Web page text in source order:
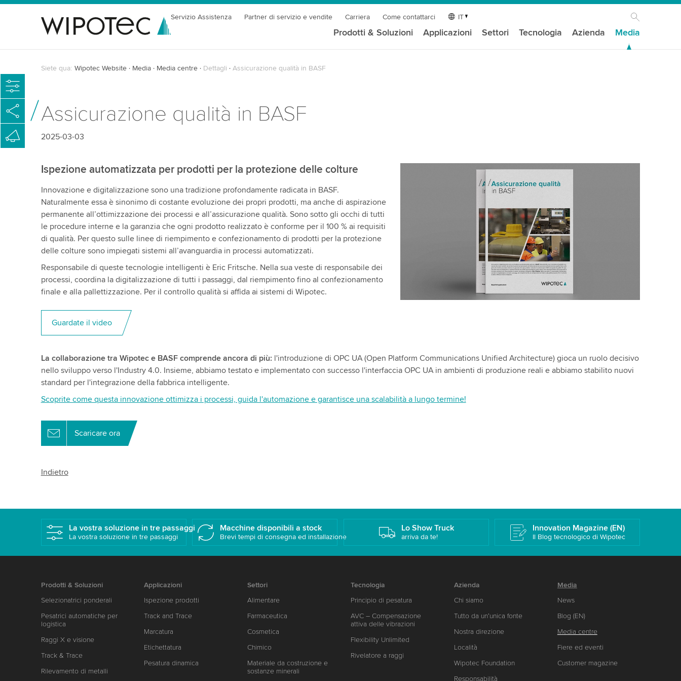
Servizio Assistenza Partner di servizio e vendite Carriera Come contattarci IT
Prodotti & Soluzioni Applicazioni Settori Tecnologia Azienda Media
Siete qua: Wipotec Website Media Media centre Dettagli Assicurazione qualità in BASF
Assicurazione qualità in BASF
2025-03-03
Ispezione automatizzata per prodotti per la protezione delle colture
Innovazione e digitalizzazione sono una tradizione profondamente radicata in BASF.
Naturalmente essa è sinonimo di costante evoluzione dei propri prodotti, ma anche di aspirazione
permanente all’ottimizzazione dei processi e all’assicurazione qualità. Sono sotto gli occhi di tutti
le procedure interne e la garanzia che ogni prodotto realizzato è conforme per il 100 % ai requisiti
di qualità. Per questo sulle linee di riempimento e confezionamento di prodotti per la protezione
delle colture sono impiegati sistemi all’avanguardia in processi automatizzati.
Responsabile di queste tecnologie intelligenti è Eric Fritsche. Nella sua veste di responsabile dei
processi, coordina la digitalizzazione di tutti i passaggi, dal riempimento fino al confezionamento
finale e alla pallettizzazione. Per il controllo qualità si affida ai sistemi di Wipotec.
Guardate il video
La collaborazione tra Wipotec e BASF comprende ancora di più: l'introduzione di OPC UA (Open Platform Communications Unified Architecture) gioca un ruolo decisivo
nello sviluppo verso l'Industry 4.0. Insieme, abbiamo testato e implementato con successo l'interfaccia OPC UA in ambienti di produzione reali e abbiamo stabilito nuovi
standard per l'integrazione della fabbrica intelligente.
Scoprite come questa innovazione ottimizza i processi, guida l'automazione e garantisce una scalabilità a lungo termine!
Scaricare ora
Indietro
La vostra soluzione in tre passaggi
La vostra soluzione in tre passaggi
Macchine disponibili a stock
Brevi tempi di consegna ed installazione
Lo Show Truck
arriva da te!
Innovation Magazine (EN)
Il Blog tecnologico di Wipotec
Prodotti & Soluzioni
Selezionatrici ponderali
Pesatrici automatiche per
logistica
Raggi X e visione
Track & Trace
Rilevamento di metalli
Applicazioni
Ispezione prodotti
Track and Trace
Marcatura
Etichettatura
Pesatura dinamica
Settori
Alimentare
Farmaceutica
Cosmetica
Chimico
Materiale da costruzione e
sostanze minerali
Tecnologia
Principio di pesatura
AVC – Compensazione
attiva delle vibrazioni
Flexibility Unlimited
Rivelatore a raggi
Azienda
Chi siamo
Tutto da un’unica fonte
Nostra direzione
Località
Wipotec Foundation
Responsabilità
Media
News
Blog (EN)
Media centre
Fiere ed eventi
Customer magazine